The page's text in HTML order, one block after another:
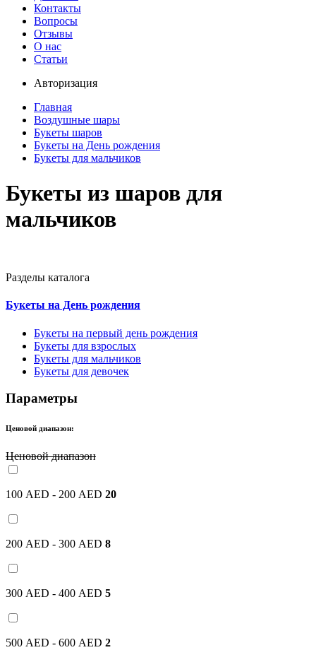
Контакты
Вопросы
Отзывы
О нас
Статьи
Авторизация
Главная
Воздушные шары
Букеты шаров
Букеты на День рождения
Букеты для мальчиков
Букеты из шаров для
мальчиков
Разделы каталога
Букеты на День рождения
Букеты на первый день рождения
Букеты для взрослых
Букеты для мальчиков
Букеты для девочек
Параметры
Ценовой диапазон:
Ценовой диапазон
100 AED - 200 AED 20
200 AED - 300 AED 8
300 AED - 400 AED 5
500 AED - 600 AED 2